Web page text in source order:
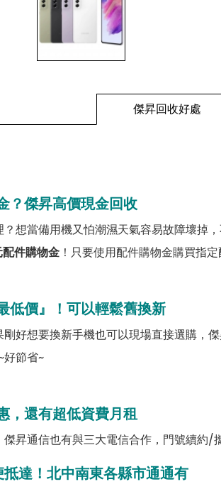
傑昇回收好處
？傑昇高價現金回收
想當備用機又怕潮濕天氣容易故障壞掉
件購物金 ！只要使用配件購物金購買指
低價』！可以輕鬆舊換新
好想要換新手機也可以現場直接選購，
好節省~
，還有超低資費月租
昇通信也有與三大電信合作，門號續約
達！北中南東各縣市通通有